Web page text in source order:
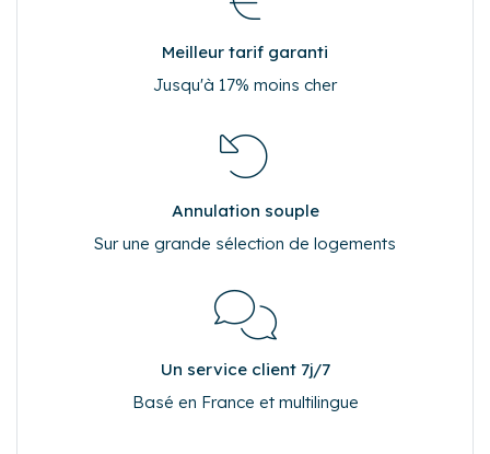
Meilleur tarif garanti
Jusqu'à 17% moins cher
Annulation souple
Sur une grande sélection de logements
Un service client 7j/7
Basé en France et multilingue